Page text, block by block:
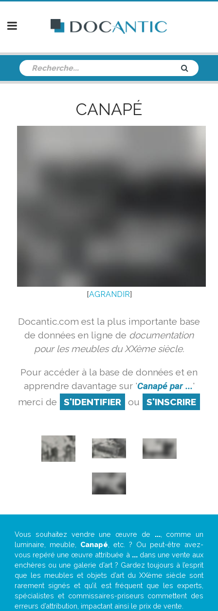
CANAPÉ
[AGRANDIR]
Docantic.com est la plus importante base
de données en ligne de documentation
pour les meubles du XXème siècle.
Pour accéder à la base de données et en
apprendre davantage sur 'Canapé par ...'
merci de
S'IDENTIFIER ou S'INSCRIRE
Vous souhaitez vendre une œuvre de ..., comme un
luminaire, meuble, Canapé , etc. ? Ou peut-être avez-
vous repéré une œuvre attribuée à ...dans une vente aux
enchères ou une galerie d’art ? Gardez toujours à l’esprit
que les meubles et objets d’art du XXème siècle sont
rarement signés et qu’il est fréquent que les experts,
spécialistes et commissaires-priseurs commettent des
erreurs d’attribution, impactant ainsi le prix de vente.